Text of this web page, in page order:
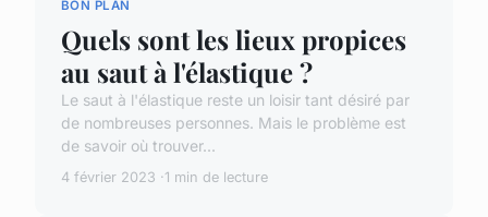
BON PLAN
Quels sont les lieux propices
au saut à l'élastique ?
Le saut à l'élastique reste un loisir tant désiré par
de nombreuses personnes. Mais le problème est
de savoir où trouver...
4 février 2023 1 min de lecture